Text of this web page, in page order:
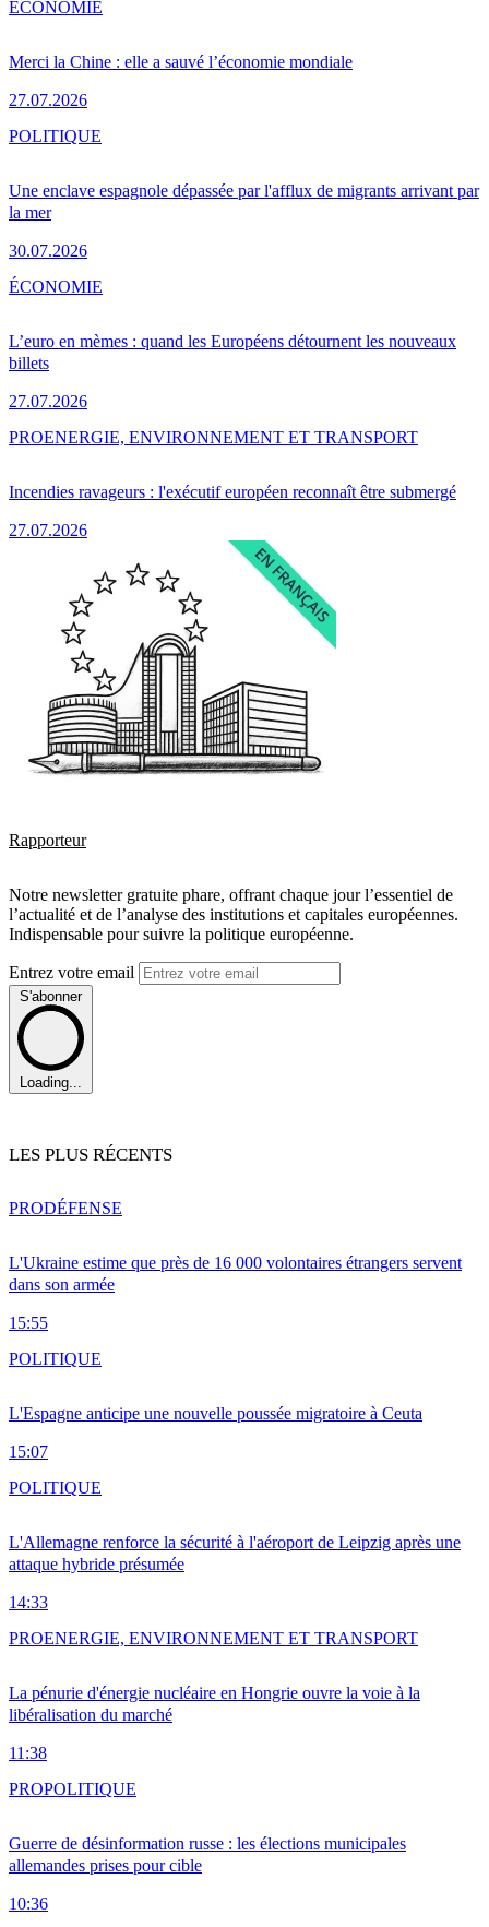
Merci la Chine : elle a sauvé l’économie mondiale
27.07.2026
ÉCONOMIE
Une enclave espagnole dépassée par l'afflux de migrants arrivant par
la mer
30.07.2026
POLITIQUE
L’euro en mèmes : quand les Européens détournent les nouveaux
billets
27.07.2026
ÉCONOMIE
Incendies ravageurs : l'exécutif européen reconnaît être submergé
27.07.2026
PROENERGIE, ENVIRONNEMENT ET TRANSPORT
Rapporteur
Notre newsletter gratuite phare, offrant chaque jour l’essentiel de
l’actualité et de l’analyse des institutions et capitales européennes.
Indispensable pour suivre la politique européenne.
Entrez votre email
S'abonner
Loading...
LES PLUS RÉCENTS
L'Ukraine estime que près de 16 000 volontaires étrangers servent
dans son armée
15:55
PRODÉFENSE
L'Espagne anticipe une nouvelle poussée migratoire à Ceuta
15:07
POLITIQUE
L'Allemagne renforce la sécurité à l'aéroport de Leipzig après une
attaque hybride présumée
14:33
POLITIQUE
La pénurie d'énergie nucléaire en Hongrie ouvre la voie à la
libéralisation du marché
11:38
PROENERGIE, ENVIRONNEMENT ET TRANSPORT
Guerre de désinformation russe : les élections municipales
allemandes prises pour cible
10:36
PROPOLITIQUE